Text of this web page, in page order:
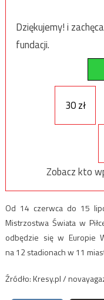
Dziękujemy! i
fundacji.
30 zł
Zobacz kto
Od 14 czerwca do 15
Mistrzostwa Świata w
odbędzie się w Europie
na 12 stadionach w 11
Źródło: Kresy.pl /